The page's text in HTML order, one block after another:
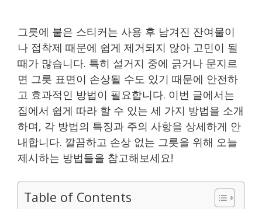
그릇에 붙은 스티커는 사용 후 남겨진 잔여물이
나 접착제 때문에 쉽게 제거되지 않아 고민이 될
때가 많습니다. 특히 설거지 중에 긁거나 문지르
면 그릇 표면이 손상될 수도 있기 때문에 안전하
고 효과적인 방법이 필요합니다. 이번 글에서는
집에서 쉽게 따라 할 수 있는 세 가지 방법을 소개
하며, 각 방법의 특징과 주의 사항을 상세하게 안
내합니다. 깔끔하고 손상 없는 그릇을 위해 오늘
제시하는 방법들을 참고해보세요!
Table of Contents